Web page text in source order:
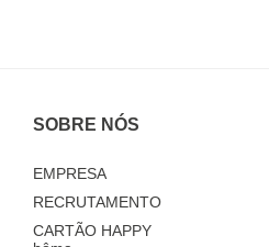
SOBRE NÓS
EMPRESA
RECRUTAMENTO
CARTÃO HAPPY